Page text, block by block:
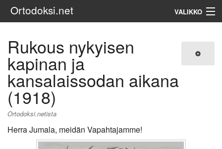
Ortodoksi.net VALIKKO
Rukous nykyisen
kapinan ja
kansalaissodan aikana
(1918)
Ortodoksi.netista
Herra Jumala, meidän Vapahtajamme!